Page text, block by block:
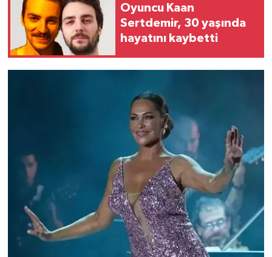
Oyuncu Kaan
Sertdemir, 30 yaşında
hayatını kaybetti